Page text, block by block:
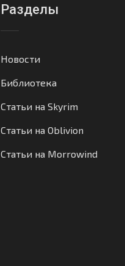
Разделы
Новости
Библиотека
Статьи на Skyrim
Статьи на Oblivion
Статьи на Morrowind